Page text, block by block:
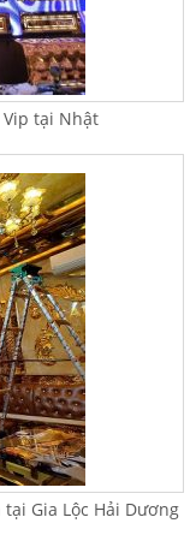
tại Nhật
Gia Lộc Hải Dương